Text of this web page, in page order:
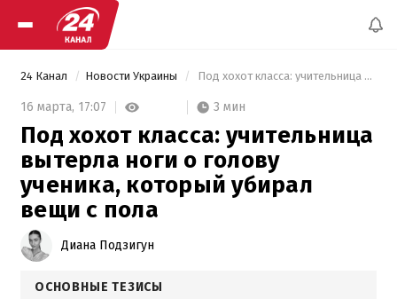
24 Канал Новости Украины Под хохот класса: учительница вытерла ноги о голову ученика, который убирал вещи с пола
16 марта, 17:07 3 мин
Под хохот класса: учительница
вытерла ноги о голову
ученика, который убирал
вещи с пола
Диана Подзигун
ОСНОВНЫЕ ТЕЗИСЫ